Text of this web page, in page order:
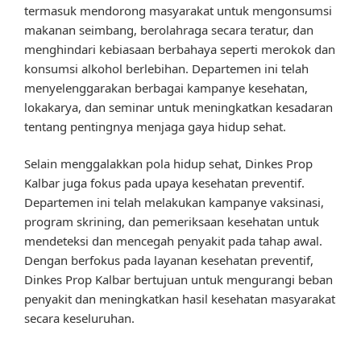
termasuk mendorong masyarakat untuk mengonsumsi
makanan seimbang, berolahraga secara teratur, dan
menghindari kebiasaan berbahaya seperti merokok dan
konsumsi alkohol berlebihan. Departemen ini telah
menyelenggarakan berbagai kampanye kesehatan,
lokakarya, dan seminar untuk meningkatkan kesadaran
tentang pentingnya menjaga gaya hidup sehat.
Selain menggalakkan pola hidup sehat, Dinkes Prop
Kalbar juga fokus pada upaya kesehatan preventif.
Departemen ini telah melakukan kampanye vaksinasi,
program skrining, dan pemeriksaan kesehatan untuk
mendeteksi dan mencegah penyakit pada tahap awal.
Dengan berfokus pada layanan kesehatan preventif,
Dinkes Prop Kalbar bertujuan untuk mengurangi beban
penyakit dan meningkatkan hasil kesehatan masyarakat
secara keseluruhan.